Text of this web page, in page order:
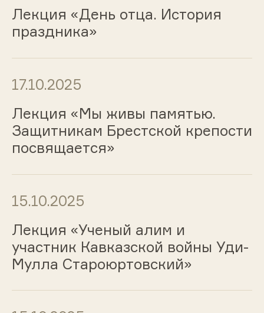
Лекция «День отца. История
праздника»
17.10.2025
Лекция «Мы живы памятью.
Защитникам Брестской крепости
посвящается»
15.10.2025
Лекция «Ученый алим и
участник Кавказской войны Уди-
Мулла Староюртовский»